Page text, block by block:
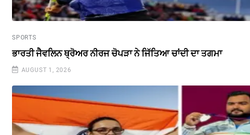
SPORTS
ਭਾਰਤੀ ਜੈਵਲਿਨ ਥ੍ਰੋਅਰ ਨੀਰਜ ਚੋਪੜਾ ਨੇ ਜਿੱਤਿਆ ਚਾਂਦੀ ਦਾ ਤਗਮਾ
AUGUST 1, 2026